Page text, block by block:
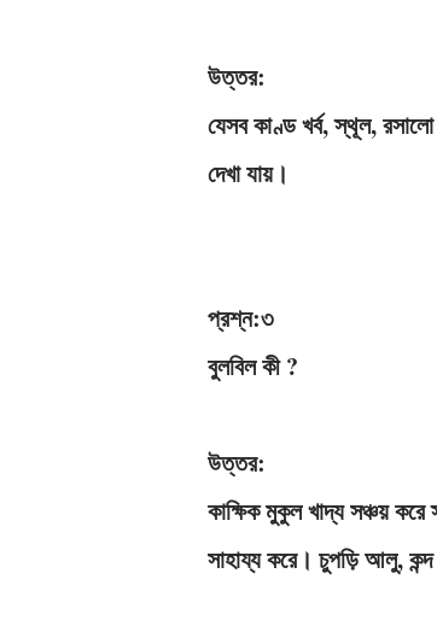
উত্তর:
যেসব কাণ্ড খর্ব, স্থূল,
দেখা যায়।
প্রশ্ন:৩
বুলবিল কী ?
উত্তর:
কাক্ষিক মুকুল খাদ্য সঞ্চয়
সাহায্য করে। চুপড়ি আলু, কন্দ